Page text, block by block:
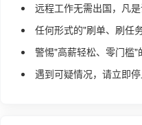
远程工作无需出国，凡
任何形式的"刷单、刷任
警惕"高薪轻松、零门槛"
遇到可疑情况，请立即